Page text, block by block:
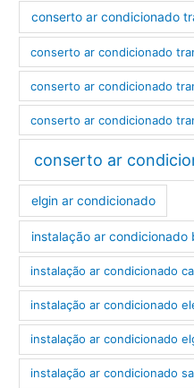
conserto ar condicionado
conserto ar condicionado
conserto ar condicionado
conserto ar condicionado
conserto ar
elgin ar condicionado
instalação ar condicionado
instalação ar condicionado
instalação ar condicionado
instalação ar condicionado
instalação ar condicionado